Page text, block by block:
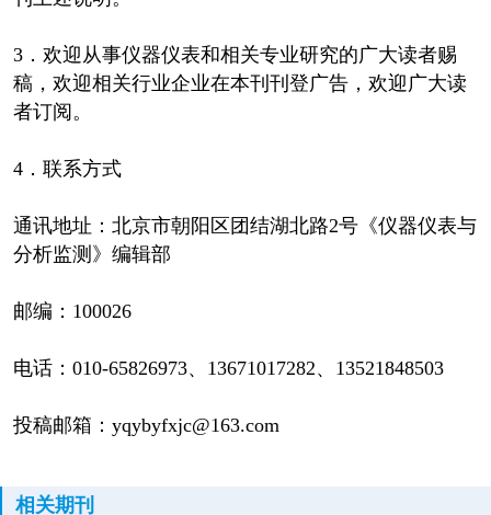
3．欢迎从事仪器仪表和相关专业研究的广大读者赐
稿，欢迎相关行业企业在本刊刊登广告，欢迎广大读
者订阅。
4．联系方式
通讯地址：北京市朝阳区团结湖北路2号《仪器仪表与
分析监测》编辑部
邮编：100026
电话：010-65826973、13671017282、13521848503
投稿邮箱：yqybyfxjc@163.com
相关期刊